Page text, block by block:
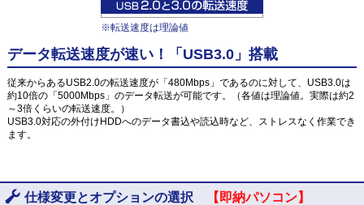
※転送速度は理論値
データ転送速度が速い！「USB3.0」搭載
従来からあるUSB2.0の転送速度が「480Mbps」であるのに対して、USB3.0は
約10倍の「5000Mbps」のデータ転送が可能です。（各値は理論値。実際は約2
～3倍くらいの転送速度。）
USB3.0対応の外付けHDDへのデータ書込や読込時など、ストレスなく作業でき
ます。
仕様変更とオプションの選択
【即納パソコン】